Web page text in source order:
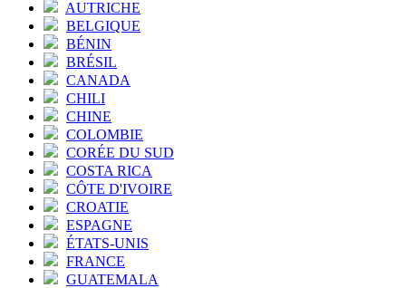
AUTRICHE
BELGIQUE
BÉNIN
BRÉSIL
CANADA
CHILI
CHINE
COLOMBIE
CORÉE DU SUD
COSTA RICA
CÔTE D'IVOIRE
CROATIE
ESPAGNE
ÉTATS-UNIS
FRANCE
GUATEMALA